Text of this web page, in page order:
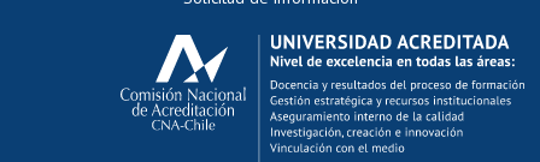
Calificación académica
Postulación al AUCAI
Funcionarias/os
Cursos internos de capacitación